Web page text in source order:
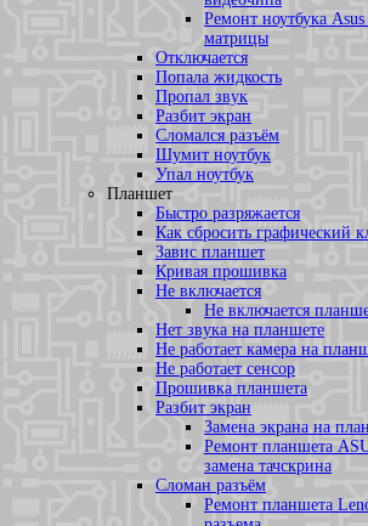
Ремонт ноутбука
матрицы
Отключается
Попала жидкость
Пропал звук
Разбит экран
Сломался разъём
Шумит ноутбук
Упал ноутбук
Планшет
Быстро разряжается
Как сбросить графический
Завис планшет
Кривая прошивка
Не включается
Не включается
Нет звука на планшете
Не работает камера на
Не работает сенсор
Прошивка планшета
Разбит экран
Замена экрана на
Ремонт планшета
замена тачскрина
Сломан разъём
Ремонт планшета